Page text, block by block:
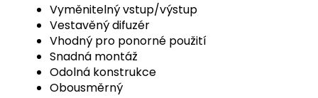
Vyměnitelný vstup/výstup
Vestavěný difuzér
Vhodný pro ponorné použití
Snadná montáž
Odolná konstrukce
Obousměrný